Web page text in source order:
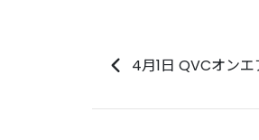
4月1日 QVCオン